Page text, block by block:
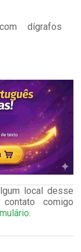
dígrafos
local desse
comigo
.